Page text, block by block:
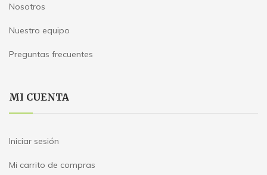
Nosotros
Nuestro equipo
Preguntas frecuentes
MI CUENTA
Iniciar sesión
Mi carrito de compras